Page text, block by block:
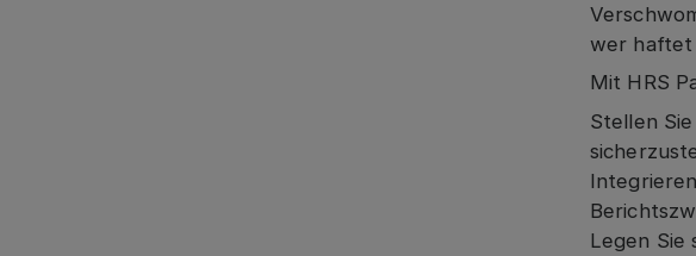
wer
Mit HRS
Stellen
Legen Sie